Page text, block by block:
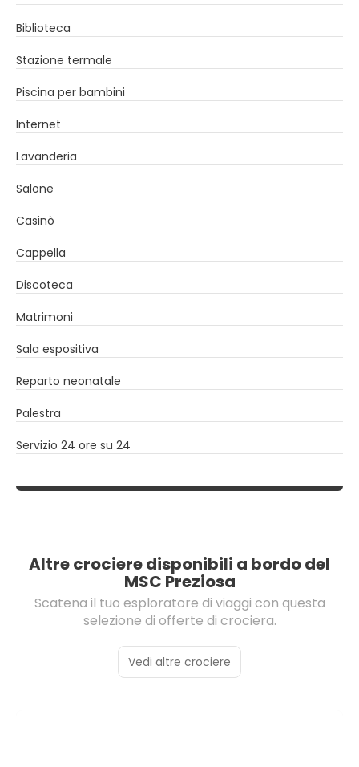
Biblioteca
Stazione termale
Piscina per bambini
Internet
Lavanderia
Salone
Casinò
Cappella
Discoteca
Matrimoni
Sala espositiva
Reparto neonatale
Palestra
Servizio 24 ore su 24
Altre crociere disponibili a bordo del
MSC Preziosa
Scatena il tuo esploratore di viaggi con questa
selezione di offerte di crociera.
Vedi altre crociere